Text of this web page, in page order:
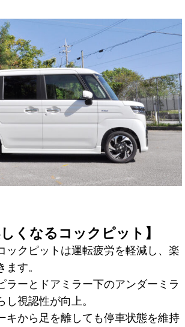
しくなるコックピット】
ックピットは運転疲労を軽減し、楽
ます。
ラーとドアミラー下のアンダーミラ
し視認性が向上。
キから足を離しても停車状態を維持